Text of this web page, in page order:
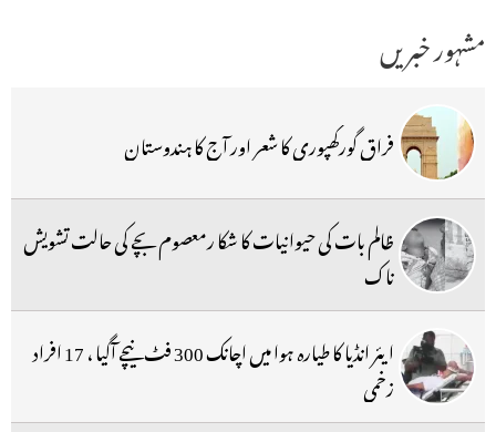
مشہور خبریں
فراق گورکھپوری کا شعر اور آج کا ہندوستان
ظالم بات کی حیوانیات کا شکا رمعصوم بچے کی حالت تشویش
ناک
ایئر انڈیا کا طیارہ ہوا میں اچانک 300 فٹ نیچے آگیا ، 17 افراد
زخمی